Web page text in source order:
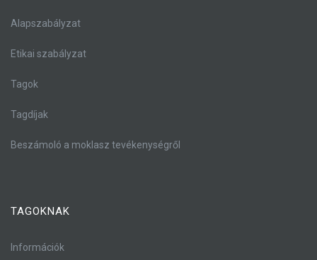
Alapszabályzat
Etikai szabályzat
Tagok
Tagdíjak
Beszámoló a moklasz tevékenységről
TAGOKNAK
Információk